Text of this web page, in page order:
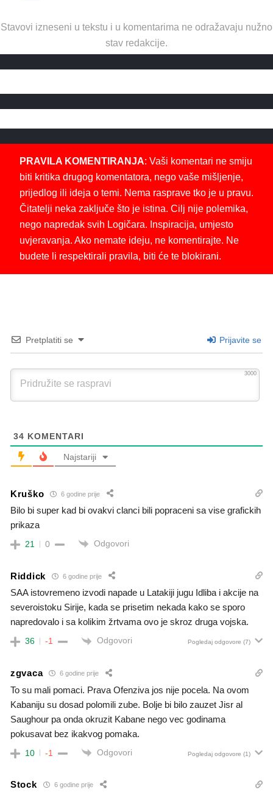
Stavovi izneseni u tekstu i u komentarima ne odražavaju nužno
stav redakcije.
PRAVILA KOMENTIRANJA: Vaši komentari ne smiju
biti kritika drugog komentatora, nego vaše mišljenje,
prijedlog ili ideja o temi. Nema rasprave tko je u pravu.
Čitatelji neka zaključe što je istina. Cilj nije polemika,
nego napredak svih Logičara. Inspiracija, umjesto
uvjeravanja. Ako nemate ideju, ne komentirajte. Ne
budete li respektirali pravila, biti će te blokirani.
Pretplatiti se Prijavite se
3000
34 KOMENTARI
Najstariji
Kruško 6 godine prije
Bilo bi super kad bi ovakvi clanci bili popraceni sa vise grafickih
prikaza
21 0 Odgovori
Riddick 6 godine prije
SAA istovremeno izvodi napade u Latakiji jugu Idliba i akcije na
severoistoku Sirije, kada se prisetim nekada kako se sporo
napredovalo i sa kolikim žrtvama ovo je skroz druga vojska.
36 -1 Odgovori Pogledaj odgovore (7)
zgvaca 6 godine prije
To su mali pomaci. Prava Ofenziva jos nije pocela. Na ovom
Kabaniju su dosad polomili zube. Bolje bi bilo zauzet Jisr al
Saughour pa onda okruzit Kabane nego vec godinama
pokusavat bez ikakvog pomaka.
10 -1 Odgovori Pogledaj odgovore (1)
Stock 6 godine prije